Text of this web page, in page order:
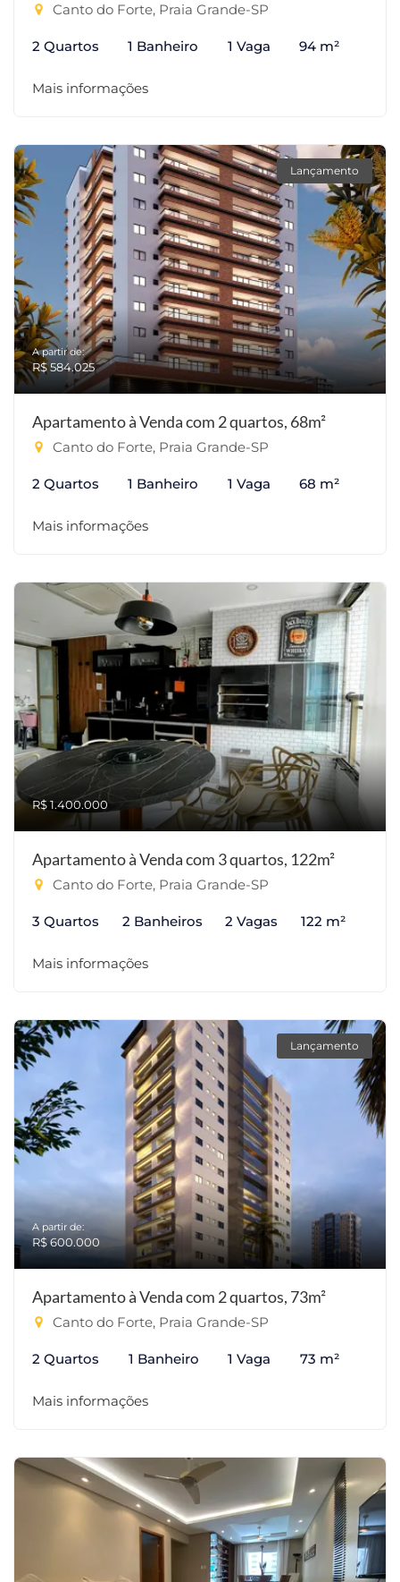
Canto do Forte, Praia Grande-SP
2 Quartos 1 Banheiro 1 Vaga 94 m²
Mais informações
Lançamento
A partir de:
R$ 584.025
Apartamento à Venda com 2 quartos, 68m²
Canto do Forte, Praia Grande-SP
2 Quartos 1 Banheiro 1 Vaga 68 m²
Mais informações
R$ 1.400.000
Apartamento à Venda com 3 quartos, 122m²
Canto do Forte, Praia Grande-SP
3 Quartos 2 Banheiros 2 Vagas 122 m²
Mais informações
Lançamento
A partir de:
R$ 600.000
Apartamento à Venda com 2 quartos, 73m²
Canto do Forte, Praia Grande-SP
2 Quartos 1 Banheiro 1 Vaga 73 m²
Mais informações